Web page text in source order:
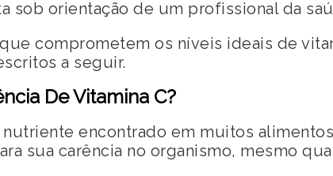
sob orientação de um profissional da
comprometem os níveis ideais de
a seguir.
De Vitamina C?
nutriente encontrado em muitos
sua carência no organismo, mesmo